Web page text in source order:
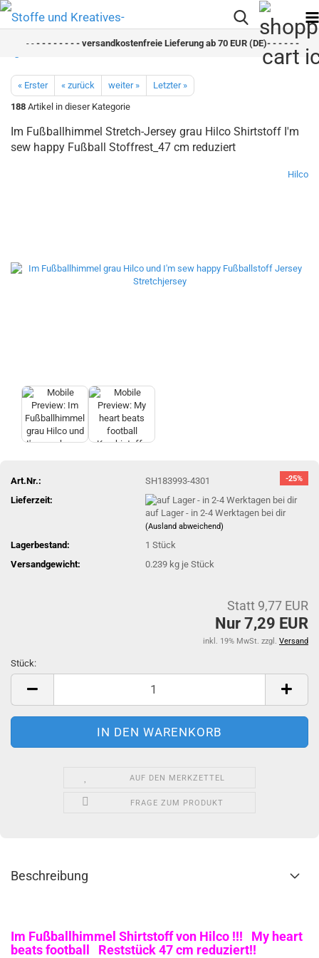
- -- - - - - - - - versandkostenfreie Lieferung ab 70 EUR (DE)- - - - - - - -
« Erster « zurück weiter »
Letzter »
188 Artikel in dieser Kategorie
Im Fußballhimmel Stretch-Jersey grau Hilco Shirtstoff I'm
sew happy Fußball Stoffrest_47 cm reduziert
Hilco
-25%
Art.Nr.:
SH183993-4301
Lieferzeit:
auf Lager - in 2-4 Werktagen bei dir
(Ausland abweichend)
Lagerbestand: 1Stück
Versandgewicht:
0.239 kg je Stück
Statt 9,77 EUR
Nur 7,29 EUR
inkl. 19% MwSt. zzgl. Versand
Stück:
Stück
AUF DEN MERKZETTEL
FRAGE ZUM PRODUKT
Beschreibung
Im Fußballhimmel Shirtstoff von Hilco !!! My heart
beats football Reststück 47 cm reduziert!!